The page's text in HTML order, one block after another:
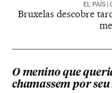
EL PAÍS
Bruxelas descobre
O menino que
chamassem por seu